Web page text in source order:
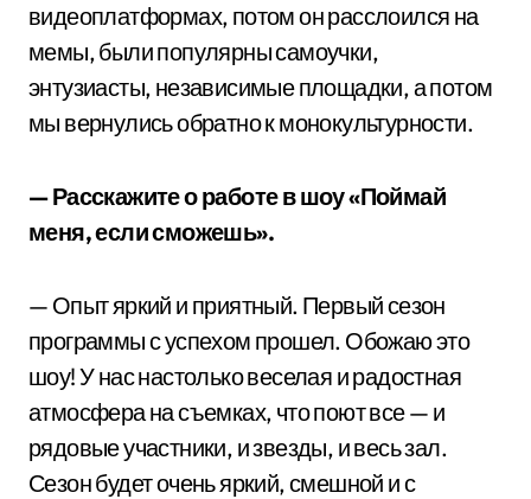
видеоплатформах, потом он расслоился на
мемы, были популярны самоучки,
энтузиасты, независимые площадки, а потом
мы вернулись обратно к монокультурности.
— Расскажите о работе в шоу «Поймай
меня, если сможешь».
— Опыт яркий и приятный. Первый сезон
программы с успехом прошел. Обожаю это
шоу! У нас настолько веселая и радостная
атмосфера на съемках, что поют все — и
рядовые участники, и звезды, и весь зал.
Сезон будет очень яркий, смешной и с